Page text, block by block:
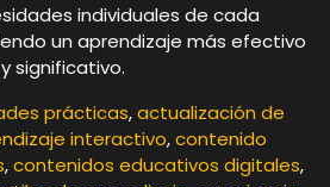
individuales de cada
un aprendizaje más efectivo
y significativo.
prácticas,actualización de
interactivo,contenido
,contenidos educativos digitales,